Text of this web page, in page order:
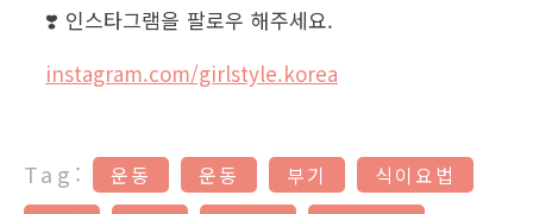
❣️ 인스타그램을 팔로우 해주세요.
instagram.com/girlstyle.korea
Tag: 운동 운동 부기
식이요법